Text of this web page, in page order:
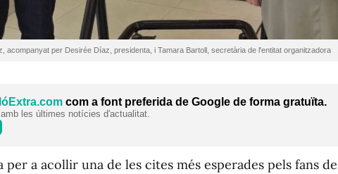
acompanyat per Desirée Díaz, presidenta, i Tamara Bartoll, secretària de l'entitat organitzadora
com a font preferida de Google de forma gratuïta.
les últimes notícies d'actualitat.
per a acollir una de les cites més esperades pels fans de